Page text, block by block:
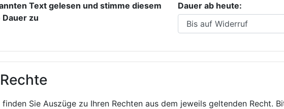
Text gelesen und stimme diesem
zu
Dauer ab heute:
Sie Auszüge zu Ihren Rechten aus dem jeweils geltenden Recht.